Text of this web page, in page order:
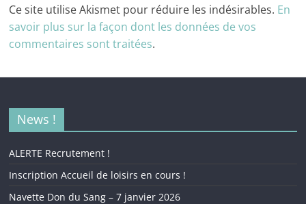
Ce site utilise Akismet pour réduire les indésirables. En
savoir plus sur la façon dont les données de vos
commentaires sont traitées.
News !
ALERTE Recrutement !
Inscription Accueil de loisirs en cours !
Navette Don du Sang – 7 janvier 2026